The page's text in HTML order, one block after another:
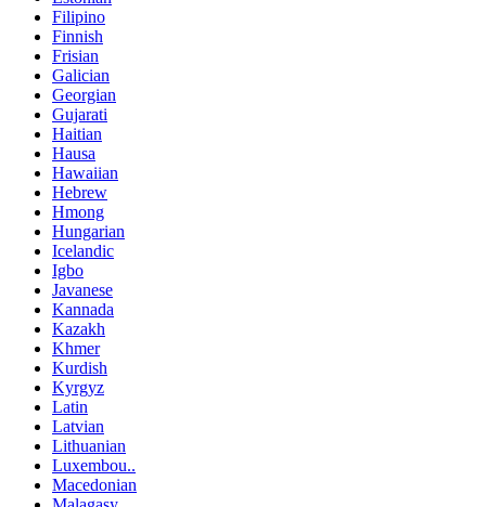
Filipino
Finnish
Frisian
Galician
Georgian
Gujarati
Haitian
Hausa
Hawaiian
Hebrew
Hmong
Hungarian
Icelandic
Igbo
Javanese
Kannada
Kazakh
Khmer
Kurdish
Kyrgyz
Latin
Latvian
Lithuanian
Luxembou..
Macedonian